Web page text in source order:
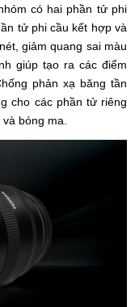
có hai phần tử phi
tử phi cầu kết hợp và
giảm quang sai màu
giúp tạo ra các điểm
phản xạ băng tần
cho các phần tử riêng
bóng ma.